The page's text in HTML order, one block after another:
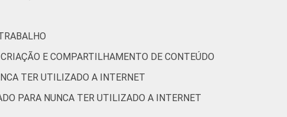
51
39 40
E COMPARTILHAMENTO DE CONTEÚDO
TER UTILIZADO A INTERNET
PARA NUNCA TER UTILIZADO A INTERNET